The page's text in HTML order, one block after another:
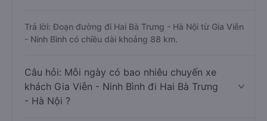
Trả lời: Đoạn đường đi Hai Bà Trưng - Hà Nội từ Gia Viễn
- Ninh Bình có chiều dài khoảng 88 km.
Câu hỏi: Mỗi ngày có bao nhiêu chuyến xe
khách Gia Viễn - Ninh Bình đi Hai Bà Trưng
- Hà Nội ?